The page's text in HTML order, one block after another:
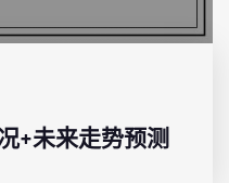
+未来走势预测